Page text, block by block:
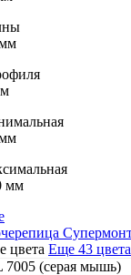
мм
цвета Еще 43 цвета
7005 (серая мышь)